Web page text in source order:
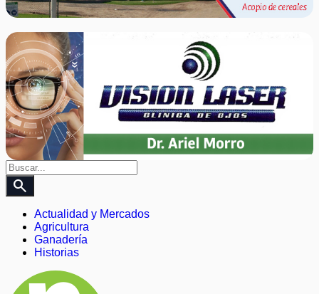
search
Actualidad y Mercados
Agricultura
Ganadería
Historias